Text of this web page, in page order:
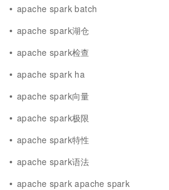
apache spark batch
apache spark湖仓
apache spark检查
apache spark ha
apache spark向量
apache spark极限
apache spark特性
apache spark语法
apache spark apache spark